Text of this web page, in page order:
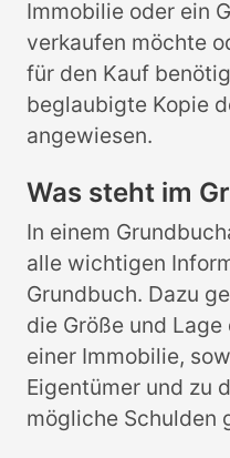
Immobilie oder ein
verkaufen möchte
für den Kauf
beglaubigte Kopie
angewiesen.
Was steht im
In einem
alle wichtigen
Grundbuch. Dazu
die Größe und
einer Immobilie,
Eigentümer und zu
mögliche Schulden